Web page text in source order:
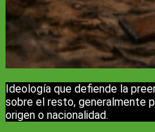
Ideología que defiende la
sobre el resto, generalmente
origen o nacionalidad.